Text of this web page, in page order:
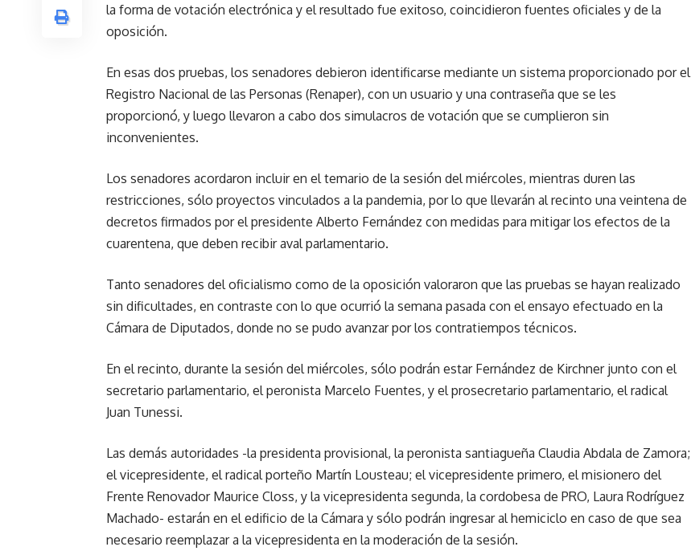
la forma de votación electrónica y el resultado fue exitoso, coincidieron fuentes oficiales y de la
oposición.
En esas dos pruebas, los senadores debieron identificarse mediante un sistema proporcionado por el
Registro Nacional de las Personas (Renaper), con un usuario y una contraseña que se les
proporcionó, y luego llevaron a cabo dos simulacros de votación que se cumplieron sin
inconvenientes.
Los senadores acordaron incluir en el temario de la sesión del miércoles, mientras duren las
restricciones, sólo proyectos vinculados a la pandemia, por lo que llevarán al recinto una veintena de
decretos firmados por el presidente Alberto Fernández con medidas para mitigar los efectos de la
cuarentena, que deben recibir aval parlamentario.
Tanto senadores del oficialismo como de la oposición valoraron que las pruebas se hayan realizado
sin dificultades, en contraste con lo que ocurrió la semana pasada con el ensayo efectuado en la
Cámara de Diputados, donde no se pudo avanzar por los contratiempos técnicos.
En el recinto, durante la sesión del miércoles, sólo podrán estar Fernández de Kirchner junto con el
secretario parlamentario, el peronista Marcelo Fuentes, y el prosecretario parlamentario, el radical
Juan Tunessi.
Las demás autoridades -la presidenta provisional, la peronista santiagueña Claudia Abdala de Zamora;
el vicepresidente, el radical porteño Martín Lousteau; el vicepresidente primero, el misionero del
Frente Renovador Maurice Closs, y la vicepresidenta segunda, la cordobesa de PRO, Laura Rodríguez
Machado- estarán en el edificio de la Cámara y sólo podrán ingresar al hemiciclo en caso de que sea
necesario reemplazar a la vicepresidenta en la moderación de la sesión.